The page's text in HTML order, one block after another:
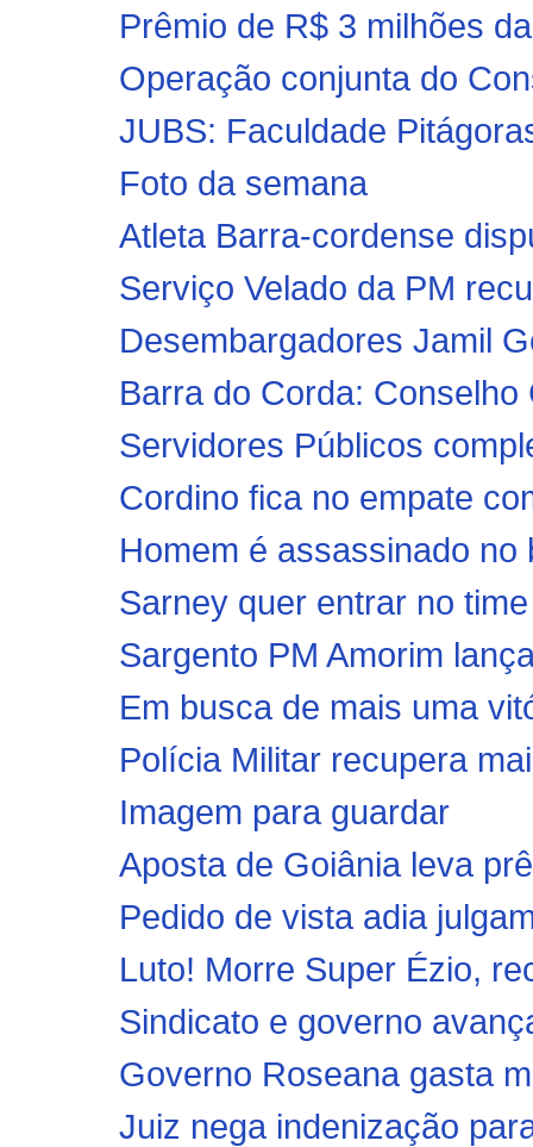
Prêmio de R$ 3 milhões
Operação conjunta do
JUBS: Faculdade
Foto da semana
Atleta Barra-cordense
Serviço Velado da PM
Desembargadores Jamil
Barra do Corda:
Servidores Públicos
Cordino fica no empate
Homem é assassinado no
Sarney quer entrar no
Sargento PM Amorim
Em busca de mais uma
Polícia Militar recupera
Imagem para guardar
Aposta de Goiânia leva
Pedido de vista adia
Luto! Morre Super Ézio,
Sindicato e governo
Governo Roseana gasta
Juiz nega indenização